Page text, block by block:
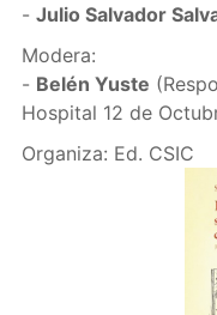
- Julio Salvador
Modera:
- Belén Yuste
Hospital 12 de
Organiza: Ed. CSIC